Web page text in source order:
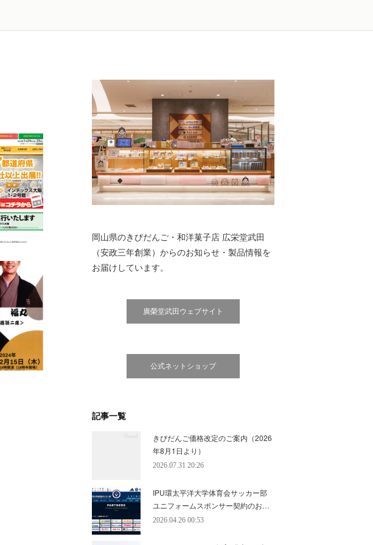
岡山県のきびだんご・和洋菓子店 広栄堂武田
（安政三年創業）からのお知らせ・製品情報を
お届けしています。
廣榮堂武田ウェブサイト
公式ネットショップ
記事一覧
きびだんご価格改定のご案内（2026
年8月1日より）
2026.07.31 20:26
IPU環太平洋大学体育会サッカー部
ユニフォームスポンサー契約のお…
2026.04.26 00:53